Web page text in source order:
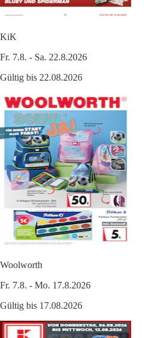
KiK
Fr. 7.8. - Sa. 22.8.2026
Gültig bis 22.08.2026
Woolworth
Fr. 7.8. - Mo. 17.8.2026
Gültig bis 17.08.2026